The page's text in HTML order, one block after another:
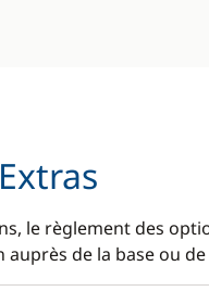
le règlement des
auprès de la base ou